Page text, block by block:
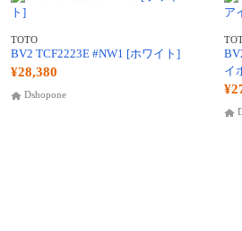
TOTO
BV2 TCF2223E #NW1 [ホワイト]
¥28,380
Dshopone
イ